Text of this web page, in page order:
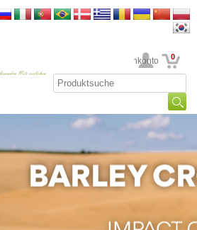
Ihr Kundenkonto 0